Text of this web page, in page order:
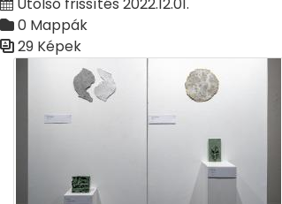
Utolsó frissítés 2022.12.01.
0 Mappák
29 Képek